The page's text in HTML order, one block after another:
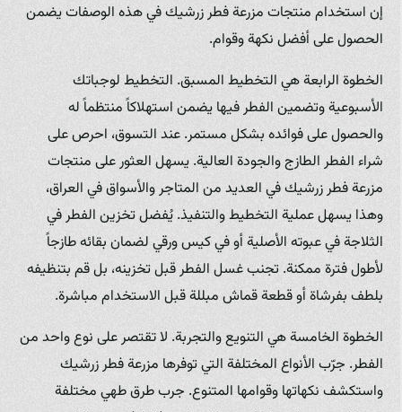
إن استخدام منتجات مزرعة فطر زرشيك في هذه الوصفات يضمن
الحصول على أفضل نكهة وقوام.
الخطوة الرابعة هي التخطيط المسبق. التخطيط لوجباتك
الأسبوعية وتضمين الفطر فيها يضمن استهلاكاً منتظماً له
والحصول على فوائده بشكل مستمر. عند التسوق، احرص على
شراء الفطر الطازج والجودة العالية. يسهل العثور على منتجات
مزرعة فطر زرشيك في العديد من المتاجر والأسواق في العراق،
وهذا يسهل عملية التخطيط والتنفيذ. يُفضل تخزين الفطر في
الثلاجة في عبوته الأصلية أو في كيس ورقي لضمان بقائه طازجاً
لأطول فترة ممكنة. تجنب غسل الفطر قبل تخزينه، بل قم بتنظيفه
بلطف بفرشاة أو قطعة قماش مبللة قبل الاستخدام مباشرة.
الخطوة الخامسة هي التنويع والتجربة. لا تقتصر على نوع واحد من
الفطر. جرّب الأنواع المختلفة التي توفرها مزرعة فطر زرشيك
واستكشف نكهاتها وقوامها المتنوع. جرب طرق طهي مختلفة